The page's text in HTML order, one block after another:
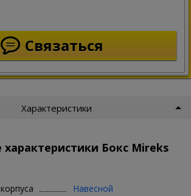
Связаться
Характеристики
характеристики Бокс Mireks
Навесной